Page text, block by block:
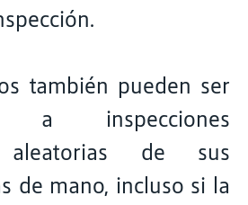
también pueden ser
a inspecciones
aleatorias de sus
de mano, incluso si la